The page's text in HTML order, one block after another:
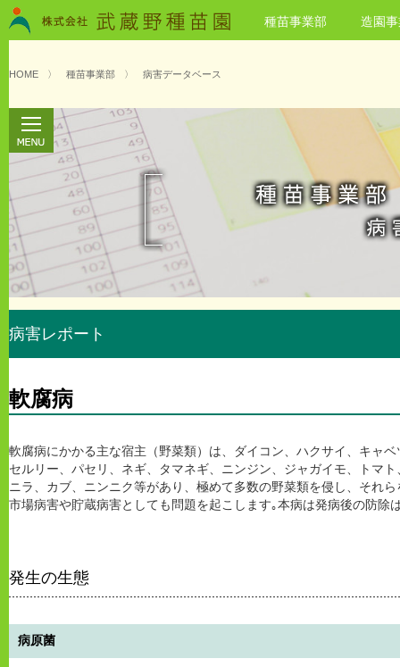
種苗事業部 造園
HOME 〉 種苗事業部 〉 病害データベース
病害レポート
軟腐病
軟腐病にかかる主な宿主（野菜類）は、ダイコン、ハクサイ、キャ
セルリー、パセリ、ネギ、タマネギ、ニンジン、ジャガイモ、トマ
ニラ、カブ、ニンニク等があり、極めて多数の野菜類を侵し、それ
市場病害や貯蔵病害としても問題を起こします｡本病は発病後の防除
発生の生態
病原菌